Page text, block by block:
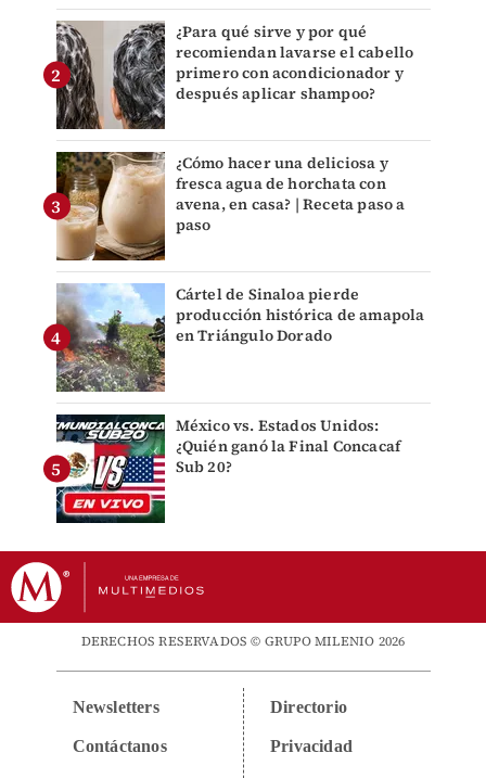
¿Para qué sirve y por qué
recomiendan lavarse el cabello
primero con acondicionador y
después aplicar shampoo?
¿Cómo hacer una deliciosa y
fresca agua de horchata con
avena, en casa? | Receta paso a
paso
Cártel de Sinaloa pierde
producción histórica de amapola
en Triángulo Dorado
México vs. Estados Unidos:
¿Quién ganó la Final Concacaf
Sub 20?
DERECHOS RESERVADOS © GRUPO MILENIO 2026
Newsletters
Contáctanos
Directorio
Privacidad